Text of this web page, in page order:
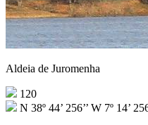
Aldeia de Juromenha
120
N 38º 44’ 256’’ W 7º 14’